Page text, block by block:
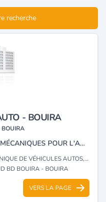
recherche
- BOUIRA
MAINTENANCE ET ENTRETIEN MÉCANIQUES POUR L'AUTOMOBILE.
SPÉCIALISÉE DE PARTIES ET PIÈCES MÉCANIQUES POUR TOUS VÉHICULES
BD BOUIRA - BOUIRA
VERS LA PAGE